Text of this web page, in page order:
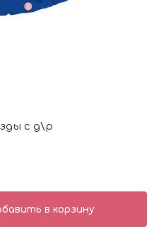
с д\р
в корзину